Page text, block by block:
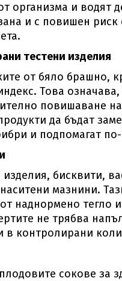
организма и водят
и с повишен
тестени изделия
от бяло брашно,
Това
повишаване
да бъдат
и подпомагат
бисквити,
мазнини.
наднормено тегло
не трябва
в контролирани
сокове за